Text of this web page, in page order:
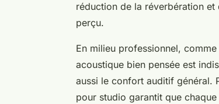
réduction de la réverbération
perçu.
En milieu professionnel,
acoustique bien pensée est
aussi le confort auditif général.
pour studio garantit que